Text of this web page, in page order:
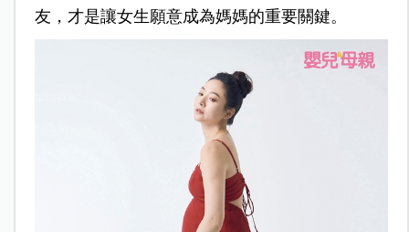
友，才是讓女生願意成為媽媽的重要關鍵。